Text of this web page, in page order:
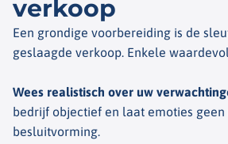
verkoop
Een grondige voorbereiding is de
geslaagde verkoop. Enkele
Wees realistisch over uw
bedrijf objectief en laat emoties
besluitvorming.